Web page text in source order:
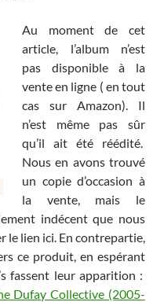
Au moment de cet
article, l’album n’est
pas disponible à la
vente en ligne ( en tout
cas sur Amazon). Il
n’est même pas sûr
qu’il ait été réédité.
Nous en avons trouvé
un copie d’occasion à
la vente, mais le
indécent que nous
le lien ici. En contrepartie,
ce produit, en espérant
fassent leur apparition :
Dufay Collective (2005-